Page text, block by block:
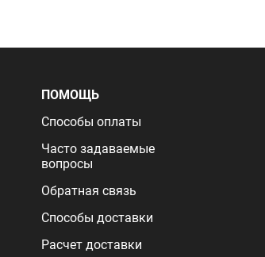
ПОМОЩЬ
Способы оплаты
Часто задаваемые
вопросы
Обратная связь
Способы доставки
Расчет доставки